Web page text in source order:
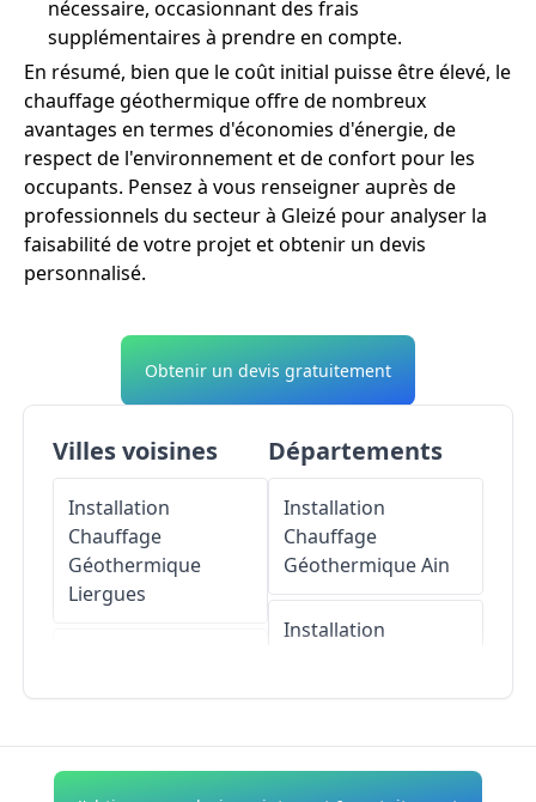
nécessaire, occasionnant des frais
supplémentaires à prendre en compte.
En résumé, bien que le coût initial puisse être élevé, le
chauffage géothermique offre de nombreux
avantages en termes d'économies d'énergie, de
respect de l'environnement et de confort pour les
occupants. Pensez à vous renseigner auprès de
professionnels du secteur à Gleizé pour analyser la
faisabilité de votre projet et obtenir un devis
personnalisé.
Obtenir un devis gratuitement
Villes voisines
Installation
Chauffage
Géothermique
Liergues
Limas
Départements
Installation
Chauffage
GéothermiqueAin
Installation